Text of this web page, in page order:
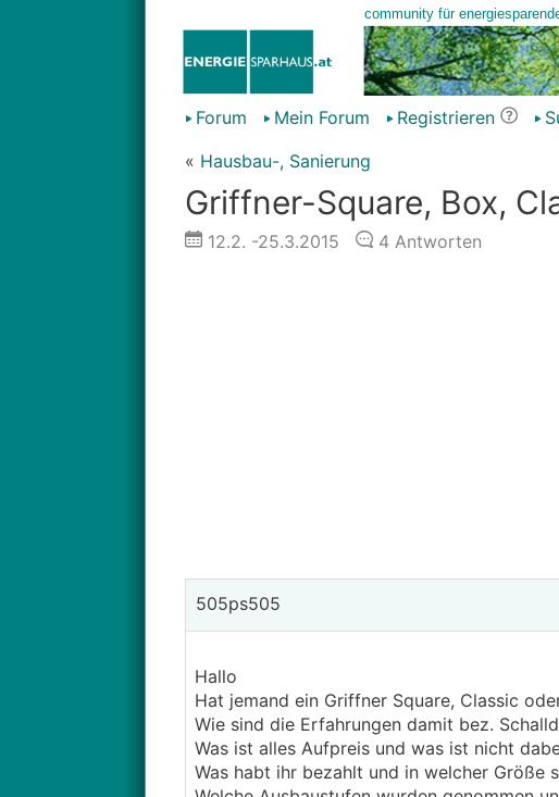
Forum Mein Forum Registrieren
« Hausbau-, Sanierung
Griffner-Square, Box,
12.2. -25.3.2015 4Antworten
505ps505
Hallo
Hat jemand ein Griffner Square, Classic
Wie sind die Erfahrungen damit bez.
Was ist alles Aufpreis und was ist nicht
Was habt ihr bezahlt und in welcher Größe